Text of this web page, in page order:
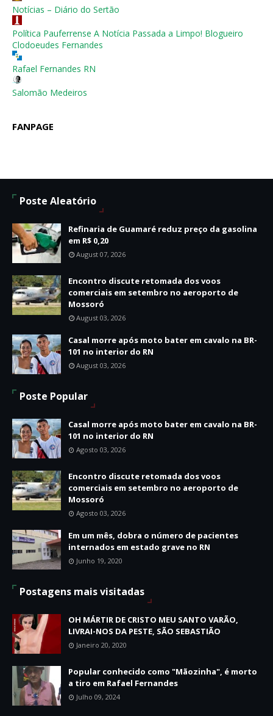
Notícias – Diário do Sertão
Política Pauferrense A Notícia Passada a Limpo! Blogueiro
Clodoeudes Fernandes
Rafael Fernandes RN
Salomão Medeiros
FANPAGE
Poste Aleatório
Refinaria de Guamaré reduz preço da gasolina
em R$ 0,20
August 07, 2026
Encontro discute retomada dos voos
comerciais em setembro no aeroporto de
Mossoró
August 03, 2026
Casal morre após moto bater em cavalo na BR-
101 no interior do RN
August 03, 2026
Poste Popular
Casal morre após moto bater em cavalo na BR-
101 no interior do RN
Agosto 03, 2026
Encontro discute retomada dos voos
comerciais em setembro no aeroporto de
Mossoró
Agosto 03, 2026
Em um mês, dobra o número de pacientes
internados em estado grave no RN
Junho 19, 2020
Postagens mais visitadas
OH MÁRTIR DE CRISTO MEU SANTO VARÃO,
LIVRAI-NOS DA PESTE, SÃO SEBASTIÃO
Janeiro 20, 2020
Popular conhecido como "Mãozinha", é morto
a tiro em Rafael Fernandes
Julho 09, 2024